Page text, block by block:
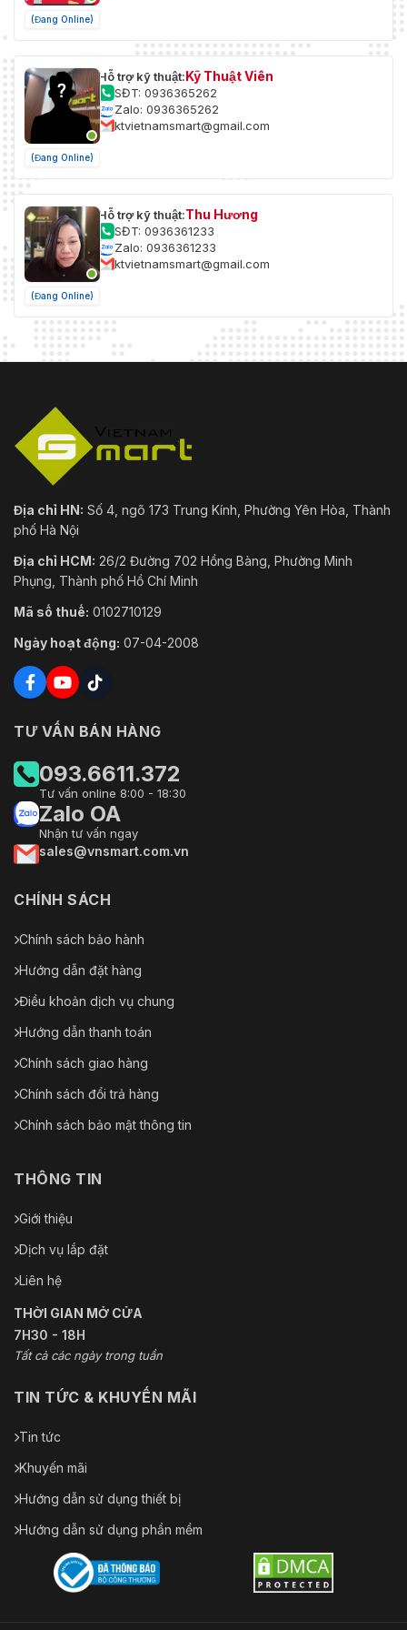
(Đang Online)
(Đang Online)
Hỗ trợ kỹ thuật:Kỹ Thuật Viên
SĐT: 0936365262
Zalo: 0936365262
ktvietnamsmart@gmail.com
(Đang Online)
Hỗ trợ kỹ thuật:Thu Hương
SĐT: 0936361233
Zalo: 0936361233
ktvietnamsmart@gmail.com
Địa chỉ HN: Số 4, ngõ 173 Trung Kính, Phường Yên Hòa, Thành
phố Hà Nội
Địa chỉ HCM: 26/2 Đường 702 Hồng Bàng, Phường Minh
Phụng, Thành phố Hồ Chí Minh
Mã số thuế: 0102710129
Ngày hoạt động: 07-04-2008
TƯ VẤN BÁN HÀNG
093.6611.372
Tư vấn online 8:00 - 18:30
Zalo OA
Nhận tư vấn ngay
sales@vnsmart.com.vn
CHÍNH SÁCH
Chính sách bảo hành
Hướng dẫn đặt hàng
Điều khoản dịch vụ chung
Hướng dẫn thanh toán
Chính sách giao hàng
Chính sách đổi trả hàng
Chính sách bảo mật thông tin
THÔNG TIN
Giới thiệu
Dịch vụ lắp đặt
Liên hệ
THỜI GIAN MỞ CỬA
7H30 - 18H
Tất cả các ngày trong tuần
TIN TỨC & KHUYẾN MÃI
Tin tức
Khuyến mãi
Hướng dẫn sử dụng thiết bị
Hướng dẫn sử dụng phần mềm